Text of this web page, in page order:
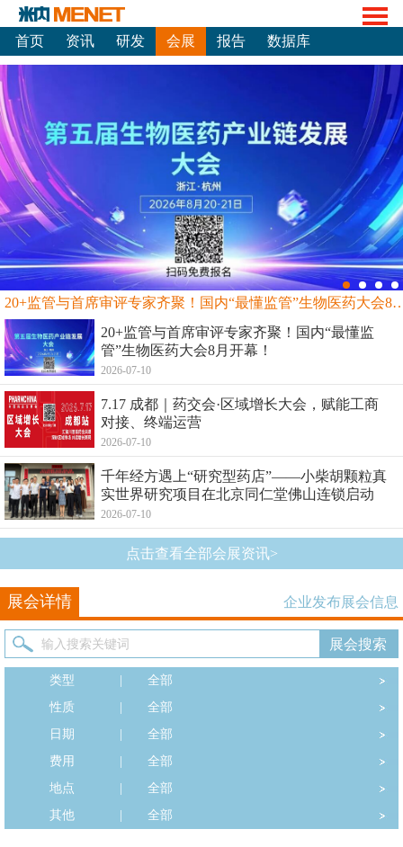
首页 资讯 研发 会展 报告 数据库
20+监管与首席审评专家齐聚！国内“最
20+监管与首席审评专家齐聚！国内“最懂监
管”生物医药大会8月开幕！
2026-07-10
7.17 成都｜药交会·区域增长大会，赋能工商
对接、终端运营
2026-07-10
千年经方遇上“研究型药店”——小柴胡颗粒真
实世界研究项目在北京同仁堂佛山连锁启动
2026-07-10
点击查看全部会展资讯>
展会详情 企业发布展会信息
类型
全部
性质
全部
日期
全部
费用
全部
地点
全部
其他
全部